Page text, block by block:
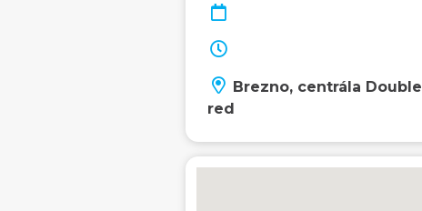
Brezno, centrála Double
red